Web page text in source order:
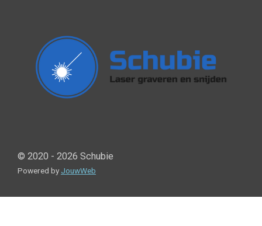
© 2020 - 2026 Schubie
Powered by JouwWeb